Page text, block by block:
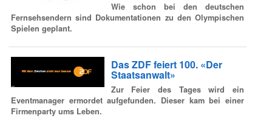
Wie schon bei den deutschen
Fernsehsendern sind Dokumentationen zu den Olympischen
Spielen geplant.
Das ZDF feiert 100. «Der
Staatsanwalt»
Zur Feier des Tages wird ein
Eventmanager ermordet aufgefunden. Dieser kam bei einer
Firmenparty ums Leben.